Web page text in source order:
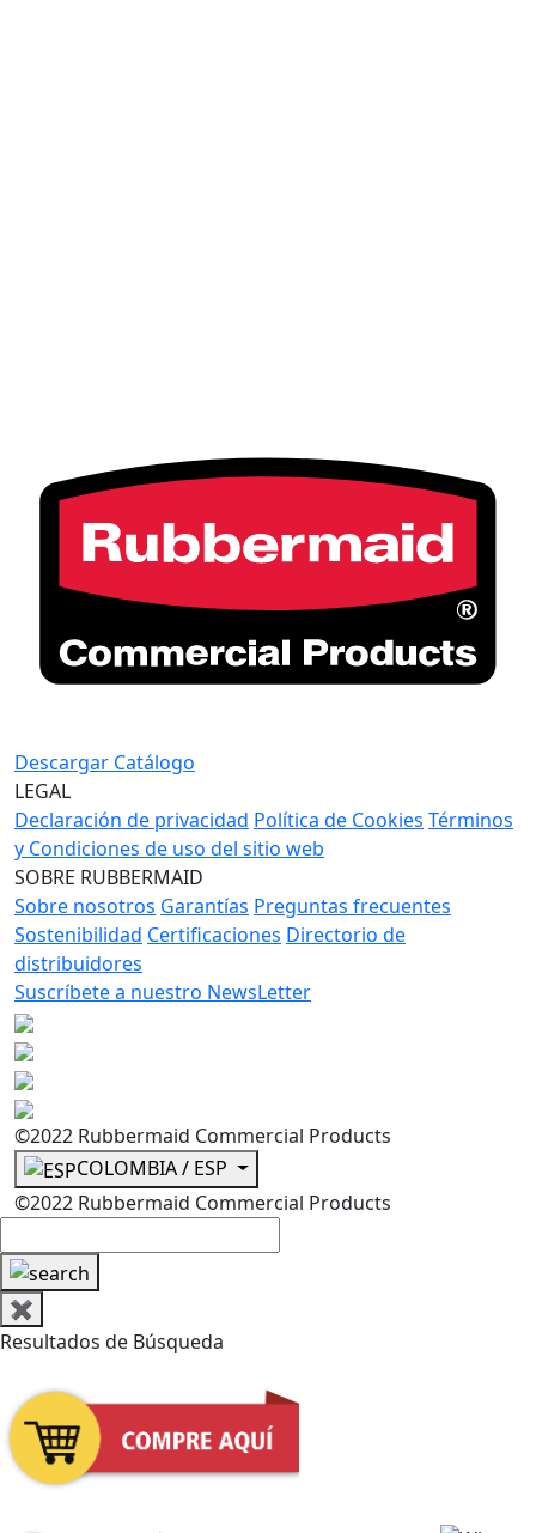
Descargar Catálogo
LEGAL
Declaración de privacidad Política de Cookies Términos
y Condiciones de uso del sitio web
SOBRE RUBBERMAID
Sobre nosotros Garantías Preguntas frecuentes
Sostenibilidad Certificaciones Directorio de
distribuidores
Suscríbete a nuestro NewsLetter
©2022 Rubbermaid Commercial Products
COLOMBIA / ESP
©2022 Rubbermaid Commercial Products
✖
Resultados de Búsqueda